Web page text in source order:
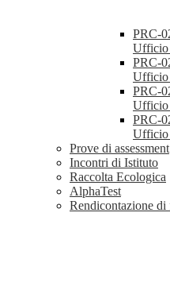
PRC-
Ufficio
PRC-
Ufficio
PRC-
Ufficio
PRC-
Ufficio
Prove di assessment
Incontri di Istituto
Raccolta Ecologica
AlphaTest
Rendicontazione di